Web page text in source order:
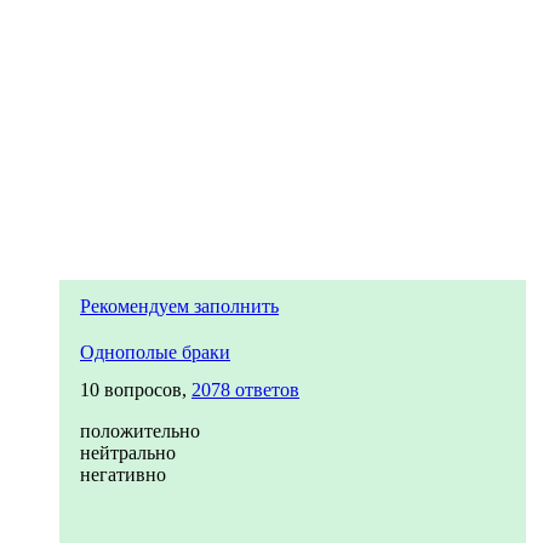
Рекомендуем заполнить
Однополые браки
10 вопросов, 2078 ответов
положительно
нейтрально
негативно